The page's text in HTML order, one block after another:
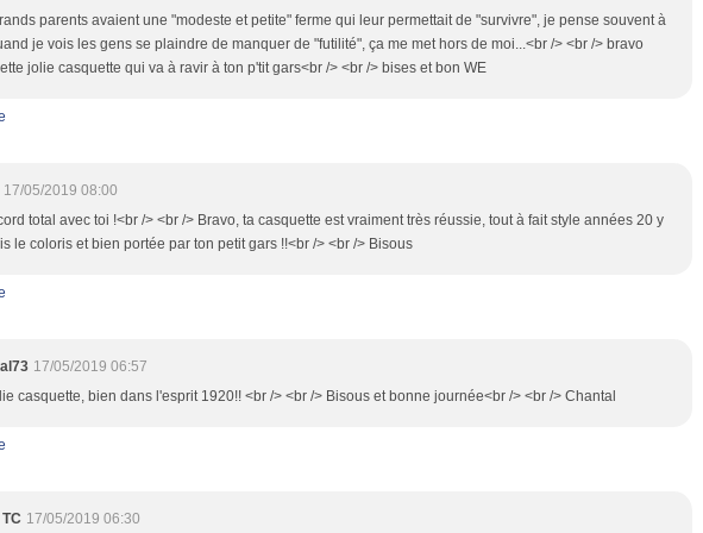
parents avaient une "modeste et petite" ferme qui leur permettait de "survivre", je pense souvent à
je vois les gens se plaindre de manquer de "futilité", ça me met hors de moi...<br /> <br /> bravo
jolie casquette qui va à ravir à ton p'tit gars<br /> <br /> bises et bon WE
17/05/2019 08:00
total avec toi !<br /> <br /> Bravo, ta casquette est vraiment très réussie, tout à fait style années 20 y
le coloris et bien portée par ton petit gars !!<br /> <br /> Bisous
17/05/2019 06:57
casquette, bien dans l'esprit 1920!! <br /> <br /> Bisous et bonne journée<br /> <br /> Chantal
17/05/2019 06:30